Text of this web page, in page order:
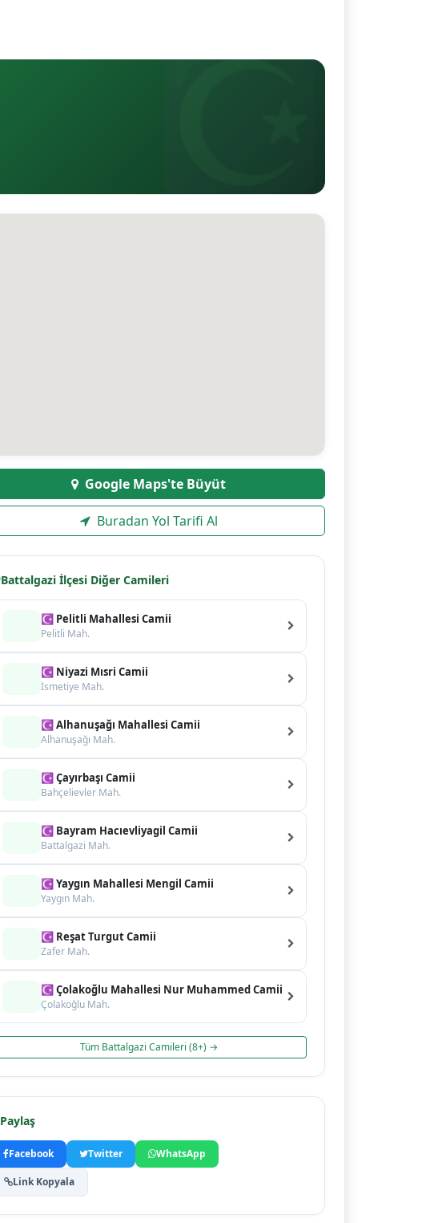
Google Maps'te Büyüt
Buradan Yol Tarifi Al
Battalgazi İlçesi Diğer Camileri
☪ Pelitli Mahallesi Camii
Pelitli Mah.
☪ Niyazi Mısri Camii
İsmetiye Mah.
☪ Alhanuşağı Mahallesi Camii
Alhanuşağı Mah.
☪ Çayırbaşı Camii
Bahçelievler Mah.
☪ Bayram Hacıevliyagil Camii
Battalgazi Mah.
☪ Yaygın Mahallesi Mengil Camii
Yaygın Mah.
☪ Reşat Turgut Camii
Zafer Mah.
☪ Çolakoğlu Mahallesi Nur Muhammed Camii
Çolakoğlu Mah.
Tüm Battalgazi Camileri (8+) →
Paylaş
Facebook Twitter WhatsApp
Link Kopyala